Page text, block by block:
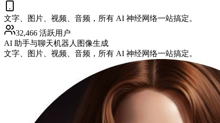
文字、图片、视频、音频，所有 AI 神经网络一站搞定。
32,466 活跃用户
AI 助手与聊天机器人 图像生成
文字、图片、视频、音频，所有 AI 神经网络一站搞定。